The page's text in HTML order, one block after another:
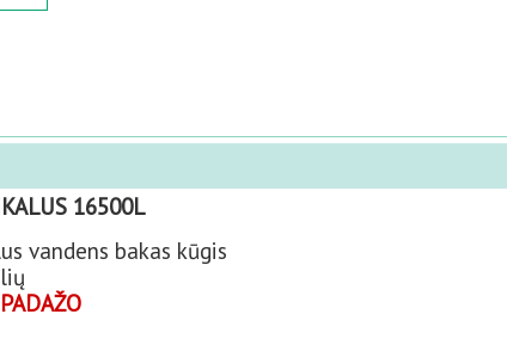
16500L
vandens bakas kūgis